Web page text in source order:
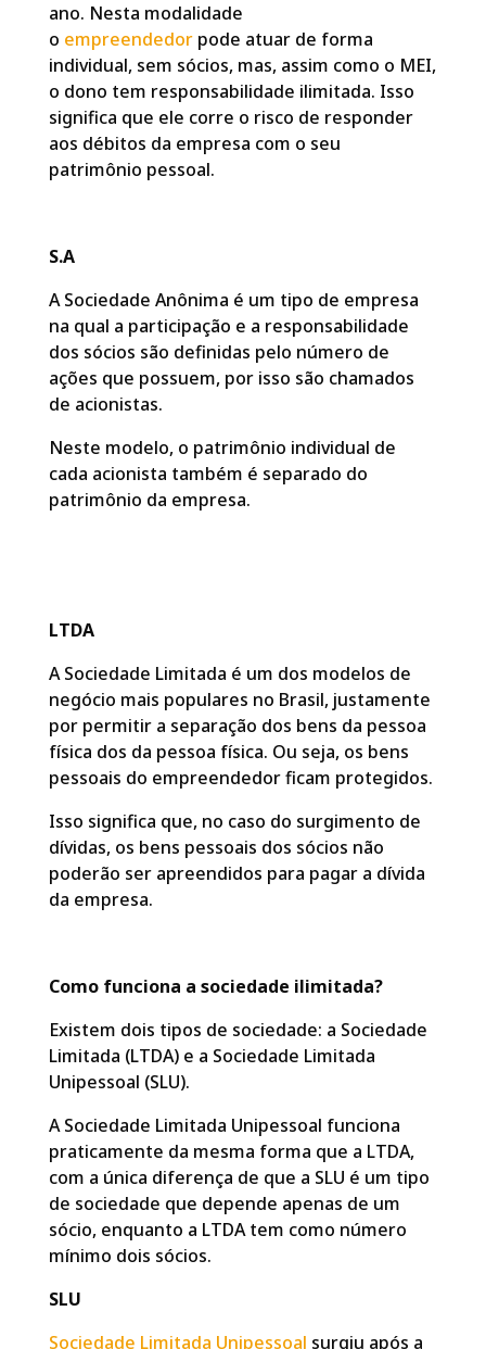
ano. Nesta modalidade
o empreendedorpode atuar de forma
individual, sem sócios, mas, assim como o MEI,
o dono tem responsabilidade ilimitada. Isso
significa que ele corre o risco de responder
aos débitos da empresa com o seu
patrimônio pessoal.
S.A
A Sociedade Anônima é um tipo de empresa
na qual a participação e a responsabilidade
dos sócios são definidas pelo número de
ações que possuem, por isso são chamados
de acionistas.
Neste modelo, o patrimônio individual de
cada acionista também é separado do
patrimônio da empresa.
LTDA
A Sociedade Limitada é um dos modelos de
negócio mais populares no Brasil, justamente
por permitir a separação dos bens da pessoa
física dos da pessoa física. Ou seja, os bens
pessoais do empreendedor ficam protegidos.
Isso significa que, no caso do surgimento de
dívidas, os bens pessoais dos sócios não
poderão ser apreendidos para pagar a dívida
da empresa.
Como funciona a sociedade ilimitada?
Existem dois tipos de sociedade: a Sociedade
Limitada (LTDA) e a Sociedade Limitada
Unipessoal (SLU).
A Sociedade Limitada Unipessoal funciona
praticamente da mesma forma que a LTDA,
com a única diferença de que a SLU é um tipo
de sociedade que depende apenas de um
sócio, enquanto a LTDA tem como número
mínimo dois sócios.
SLU
Sociedade Limitada Unipessoal surgiu após a